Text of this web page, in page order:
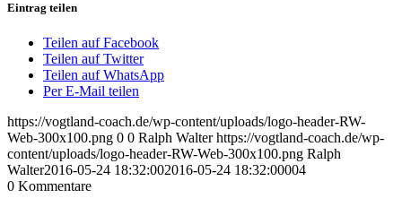
Eintrag teilen
Teilen auf Facebook
Teilen auf Twitter
Teilen auf WhatsApp
Per E-Mail teilen
https://vogtland-coach.de/wp-content/uploads/logo-header-RW-
Web-300x100.png 0 0 Ralph Walter https://vogtland-coach.de/wp-
content/uploads/logo-header-RW-Web-300x100.png Ralph
Walter2016-05-24 18:32:002016-05-24 18:32:00004
0 Kommentare